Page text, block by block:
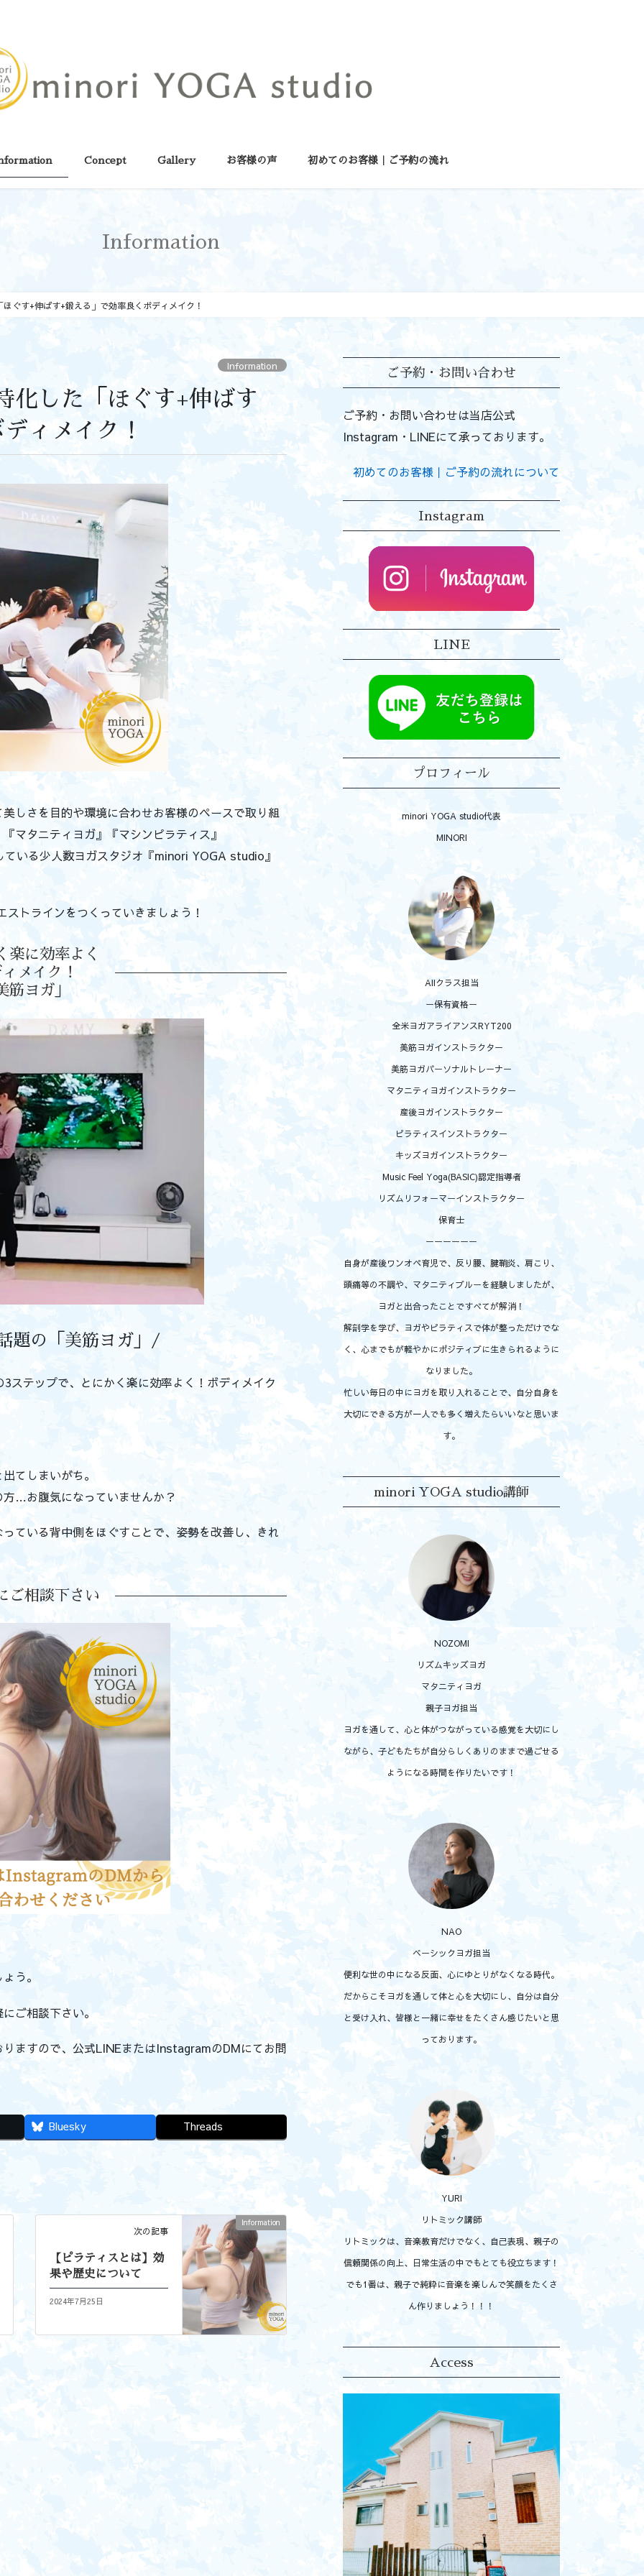
Concept Gallery お客様の声 初めてのお客様｜ご予約の流れ
Information
ぐす+伸ばす+鍛える」で効率良くボディメイク！
Information
化した「ほぐす+伸ばす
ィメイク！
しさを目的や環境に合わせお客様のペースで取り組
マタニティヨガ』『マシンピラティス』
いる少人数ヨガスタジオ『minori YOGA studio』
トラインをつくっていきましょう！
楽に効率よく
メイク！
筋ヨガ」
題の「美筋ヨガ」/
ステップで、とにかく楽に効率よく！ボディメイク
てしまいがち。
…お腹気になっていませんか？
ている背中側をほぐすことで、姿勢を改善し、きれ
ご相談下さい
う。
ご相談下さい。
ますので、公式LINEまたはInstagramのDMにてお問
Bluesky Threads
Information
次の記事
【ピラティスとは】効
果や歴史について
2024年7月25日
ご予約・お問い合わせ
ご予約・お問い合わせは当店公式
Instagram・LINEにて承っております。
初めてのお客様｜ご予約の流れについて
Instagram
LINE
プロフィール
minori YOGA studio代表
MINORI
AIIクラス担当
ー保有資格ー
全米ヨガアライアンスRYT200
美筋ヨガインストラクター
美筋ヨガパーソナルトレーナー
マタニティヨガインストラクター
産後ヨガインストラクター
ピラティスインストラクター
キッズヨガインストラクター
Music Feel Yoga(BASIC)認定指導者
リズムリフォーマーインストラクター
保育士
ーーーーーー
自身が産後ワンオペ育児で、反り腰、腱鞘炎、肩こり、
頭痛等の不調や、マタニティブルーを経験しましたが、
ヨガと出合ったことですべてが解消！
解剖学を学び、ヨガやピラティスで体が整っただけでな
く、心までもが軽やかにポジティブに生きられるように
なりました。
忙しい毎日の中にヨガを取り入れることで、自分自身を
大切にできる方が一人でも多く増えたらいいなと思いま
す。
minori YOGA studio講師
NOZOMI
リズムキッズヨガ
マタニティヨガ
親子ヨガ担当
ヨガを通して、心と体がつながっている感覚を大切にし
ながら、子どもたちが自分らしくありのままで過ごせる
ようになる時間を作りたいです！
NAO
ベーシックヨガ担当
便利な世の中になる反面、心にゆとりがなくなる時代。
だからこそヨガを通して体と心を大切にし、自分は自分
と受け入れ、皆様と一緒に幸せをたくさん感じたいと思
っております。
YURI
リトミック講師
リトミックは、音楽教育だけでなく、自己表現、親子の
信頼関係の向上、日常生活の中でもとても役立ちます！
でも1番は、親子で純粋に音楽を楽しんで笑顔をたくさ
ん作りましょう！！！
Access